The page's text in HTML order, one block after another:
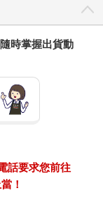
時掌握出貨動
話要求您前往
！